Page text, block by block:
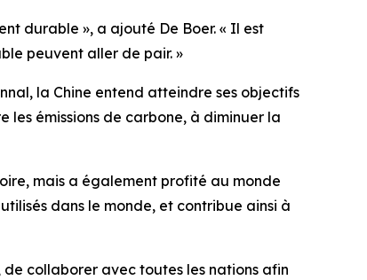
durable », a ajouté De Boer. « Il est
peuvent aller de pair. »
la Chine entend atteindre ses objectifs
émissions de carbone, à diminuer la
mais a également profité au monde
dans le monde, et contribue ainsi à
collaborer avec toutes les nations afin